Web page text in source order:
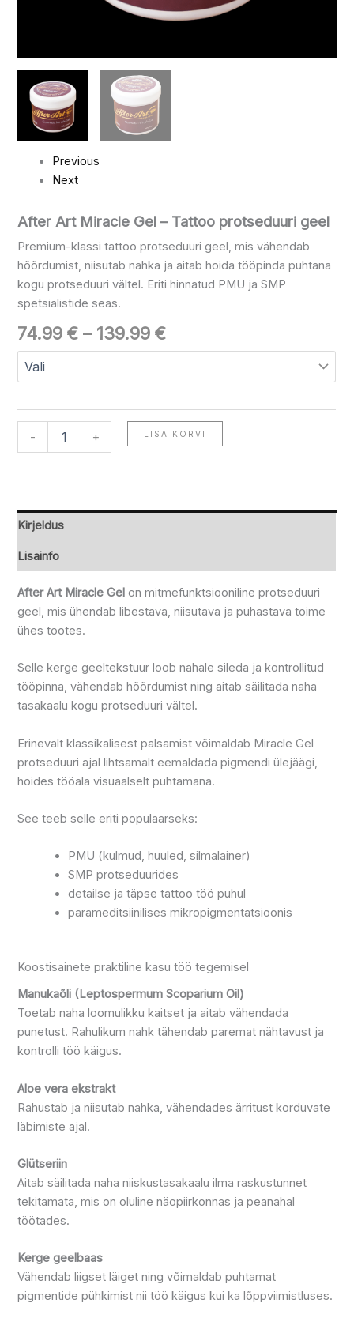
Previous
Next
After Art Miracle Gel – Tattoo protseduuri geel
Premium-klassi tattoo protseduuri geel, mis vähendab
hõõrdumist, niisutab nahka ja aitab hoida tööpinda puhtana
kogu protseduuri vältel. Eriti hinnatud PMU ja SMP
spetsialistide seas.
74.99€ – 139.99€
- + LISA KORVI
Kirjeldus
Lisainfo
After Art Miracle Gel on mitmefunktsiooniline protseduuri
geel, mis ühendab libestava, niisutava ja puhastava toime
ühes tootes.
Selle kerge geeltekstuur loob nahale sileda ja kontrollitud
tööpinna, vähendab hõõrdumist ning aitab säilitada naha
tasakaalu kogu protseduuri vältel.
Erinevalt klassikalisest palsamist võimaldab Miracle Gel
protseduuri ajal lihtsamalt eemaldada pigmendi ülejäägi,
hoides tööala visuaalselt puhtamana.
See teeb selle eriti populaarseks:
PMU (kulmud, huuled, silmalainer)
SMP protseduurides
detailse ja täpse tattoo töö puhul
parameditsiinilises mikropigmentatsioonis
Koostisainete praktiline kasu töö tegemisel
Manukaõli (Leptospermum Scoparium Oil)
Toetab naha loomulikku kaitset ja aitab vähendada
punetust. Rahulikum nahk tähendab paremat nähtavust ja
kontrolli töö käigus.
Aloe vera ekstrakt
Rahustab ja niisutab nahka, vähendades ärritust korduvate
läbimiste ajal.
Glütseriin
Aitab säilitada naha niiskustasakaalu ilma raskustunnet
tekitamata, mis on oluline näopiirkonnas ja peanahal
töötades.
Kerge geelbaas
Vähendab liigset läiget ning võimaldab puhtamat
pigmentide pühkimist nii töö käigus kui ka lõppviimistluses.